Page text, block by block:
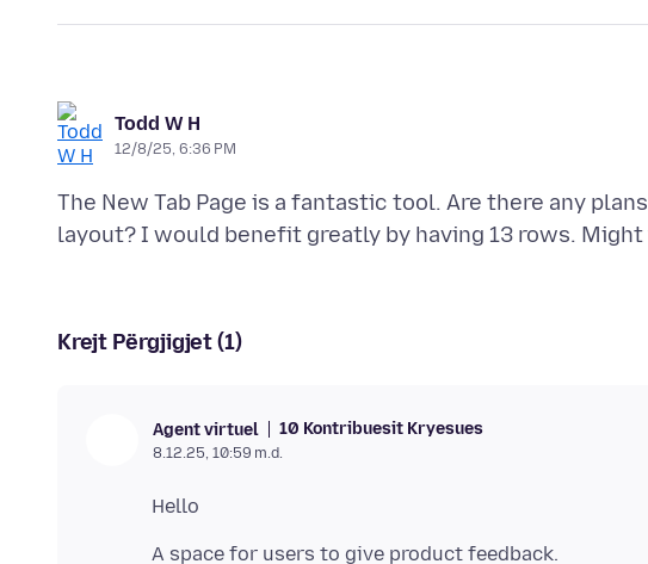
Todd W H
12/8/25, 6:36 PM
The New Tab Page is a fantastic tool. Are there any
Krejt Përgjigjet (1)
Agent virtuel 10 Kontribuesit Kryesues
8.12.25, 10:59 m.d.